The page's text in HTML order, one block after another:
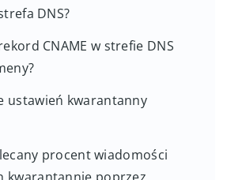
DNS?
CNAME w strefie DNS
ustawień kwarantanny
procent wiadomości